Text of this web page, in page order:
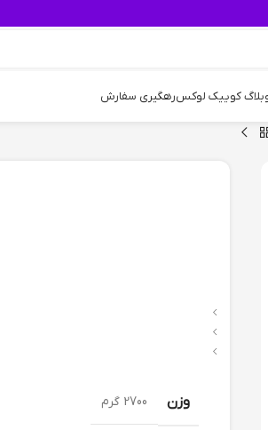
کوییک لوکسرهگیری سفارش
وزن 2700 گرم